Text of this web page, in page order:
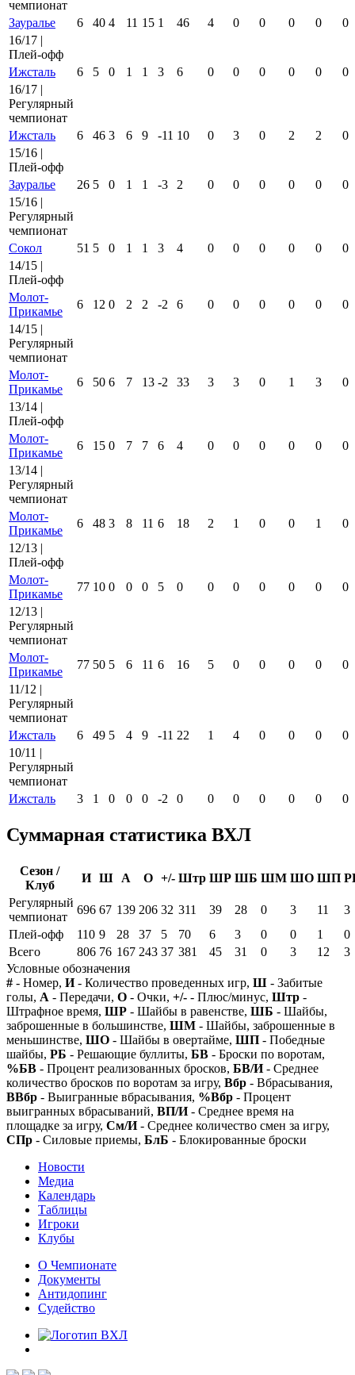
чемпионат
Зауралье
6 40 4 11 15 1 46 4 0 0 0 0
0
16/17 |
Плей-офф
Ижсталь
6 5 0 1 1 3 6 0 0 0 0 0
0
16/17 |
Регулярный
чемпионат
Ижсталь
6 46 3 6 9 -11 10 0 3 0 2 2
0
15/16 |
Плей-офф
Зауралье
26 5 0 1 1 -3 2 0 0 0 0 0
0
15/16 |
Регулярный
чемпионат
Сокол
51 5 0 1 1 3 4 0 0 0 0 0
0
14/15 |
Плей-офф
Молот-
Прикамье
6 12 0 2 2 -2 6 0 0 0 0 0
0
14/15 |
Регулярный
чемпионат
Молот-
Прикамье
6 50 6 7 13 -2 33 3 3 0 1 3
0
13/14 |
Плей-офф
Молот-
Прикамье
6 15 0 7 7 6 4 0 0 0 0 0
0
13/14 |
Регулярный
чемпионат
Молот-
Прикамье
6 48 3 8 11 6 18 2 1 0 0 1
0
12/13 |
Плей-офф
Молот-
Прикамье
77 10 0 0 0 5 0 0 0 0 0 0
0
12/13 |
Регулярный
чемпионат
Молот-
Прикамье
77 50 5 6 11 6 16 5 0 0 0 0
0
11/12 |
Регулярный
чемпионат
Ижсталь
6 49 5 4 9 -11 22 1 4 0 0 0
0
10/11 |
Регулярный
чемпионат
Ижсталь
3 1 0 0 0 -2 0 0 0 0 0 0 0
Суммарная статистика ВХЛ
Сезон /
Клуб
И Ш А О +/- Штр ШР ШБ ШМ ШО ШП
Регулярный
чемпионат
696 67 139 206 32 311 39 28 0 3 11
3
Плей-офф
110 9 28 37 5 70 6 3 0 0 1
0
Всего
806 76 167 243 37 381 45 31 0 3 12
3
Условные обозначения
# - Номер, И- Количество проведенных игр, Ш - Забитые
голы, А - Передачи, О - Очки, +/- - Плюс/минус, Штр -
Штрафное время, ШР - Шайбы в равенстве, ШБ - Шайбы,
заброшенные в большинстве, ШМ - Шайбы, заброшенные в
меньшинстве, ШО - Шайбы в овертайме, ШП - Победные
шайбы, РБ - Решающие буллиты, БВ - Броски по воротам,
%БВ - Процент реализованных бросков, БВ/И- Среднее
количество бросков по воротам за игру, Вбр - Вбрасывания,
ВВбр - Выигранные вбрасывания, %Вбр - Процент
выигранных вбрасываний, ВП/И- Среднее время на
площадке за игру, См/И- Среднее количество смен за игру,
СПр - Силовые приемы, БлБ - Блокированные броски
Новости
Медиа
Календарь
Таблицы
Игроки
Клубы
О Чемпионате
Документы
Антидопинг
Судейство